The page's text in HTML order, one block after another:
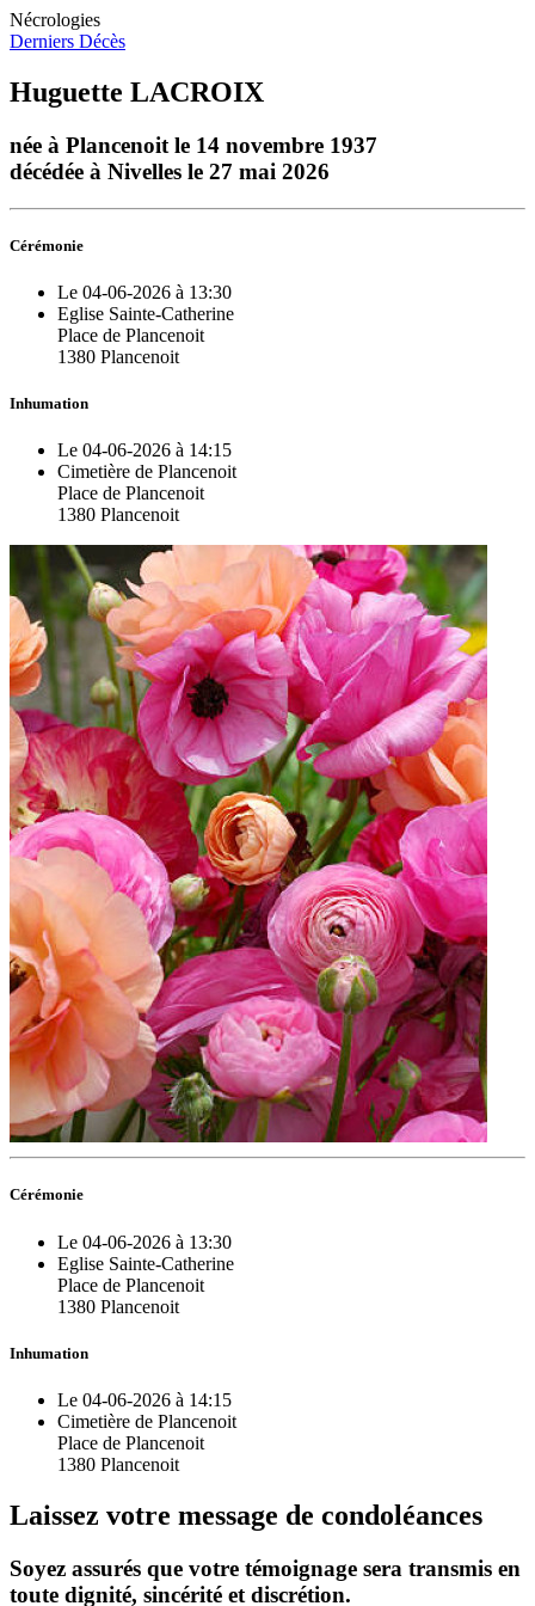
Nécrologies
Derniers Décès
Huguette LACROIX
née à Plancenoit le 14 novembre 1937
décédée à Nivelles le 27 mai 2026
Cérémonie
Le 04-06-2026 à 13:30
Eglise Sainte-Catherine
Place de Plancenoit
1380 Plancenoit
Inhumation
Le 04-06-2026 à 14:15
Cimetière de Plancenoit
Place de Plancenoit
1380 Plancenoit
Cérémonie
Le 04-06-2026 à 13:30
Eglise Sainte-Catherine
Place de Plancenoit
1380 Plancenoit
Inhumation
Le 04-06-2026 à 14:15
Cimetière de Plancenoit
Place de Plancenoit
1380 Plancenoit
Laissez votre message de condoléances
Soyez assurés que votre témoignage sera transmis en
toute dignité, sincérité et discrétion.